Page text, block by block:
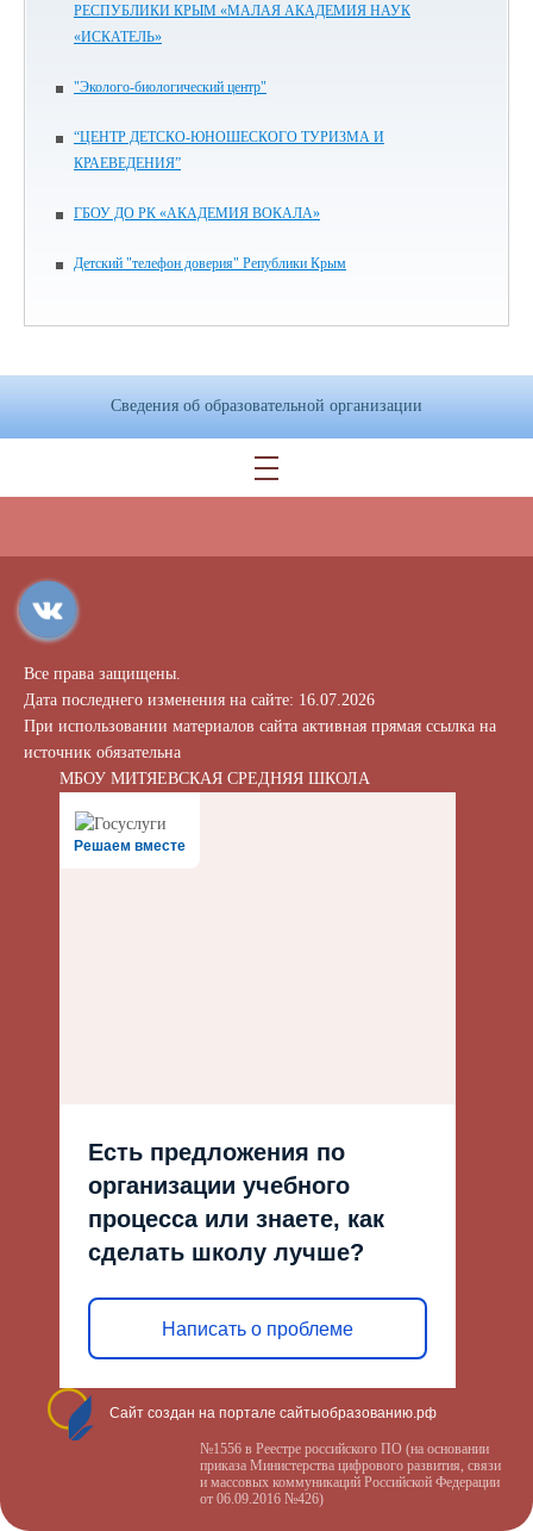
РЕСПУБЛИКИ КРЫМ «МАЛАЯ АКАДЕМИЯ НАУК
«ИСКАТЕЛЬ»
"Эколого-биологический центр"
“ЦЕНТР ДЕТСКО-ЮНОШЕСКОГО ТУРИЗМА И
КРАЕВЕДЕНИЯ”
ГБОУ ДО РК «АКАДЕМИЯ ВОКАЛА»
Детский "телефон доверия" Републики Крым
Сведения об образовательной организации
Все права защищены.
Дата последнего изменения на сайте: 16.07.2026
При использовании материалов сайта активная прямая ссылка на
источник обязательна
МБОУ МИТЯЕВСКАЯ СРЕДНЯЯ ШКОЛА
Решаем вместе
Есть предложения по
организации учебного
процесса или знаете, как
сделать школу лучше?
Написать о проблеме
Сайт создан на портале сайтыобразованию.рф
№1556 в Реестре российского ПО (на основании
приказа Министерства цифрового развития, связи
и массовых коммуникаций Российской Федерации
от 06.09.2016 №426)